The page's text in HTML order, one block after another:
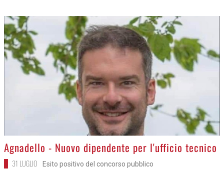
>
Agnadello - Nuovo dipendente per l'ufficio tecnico
31 LUGLIO Esito positivo del concorso pubblico